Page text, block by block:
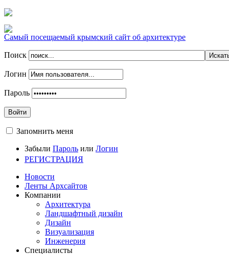
Самый посещаемый крымский сайт об архитектуре
Поиск
Логин
Пароль
Войти
Запомнить меня
Забыли Пароль или Логин
РЕГИСТРАЦИЯ
Новости
Ленты Архсайтов
Компании
Архитектура
Ландшафтный дизайн
Дизайн
Визуализация
Инженерия
Специалисты